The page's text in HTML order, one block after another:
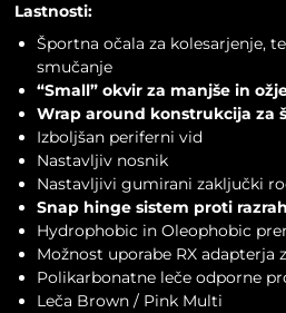
Lastnosti:
Športna očala za kolesarjenje,
smučanje
“Small” okvir za manjše in
Wrap around konstrukcija za
Izboljšan periferni vid
Nastavljiv nosnik
Nastavljivi gumirani zaključki
Snap hinge sistem proti
Hydrophobic in Oleophobic
Možnost uporabe RX adapterja
Polikarbonatne leče odporne
Leča Brown / Pink Multi